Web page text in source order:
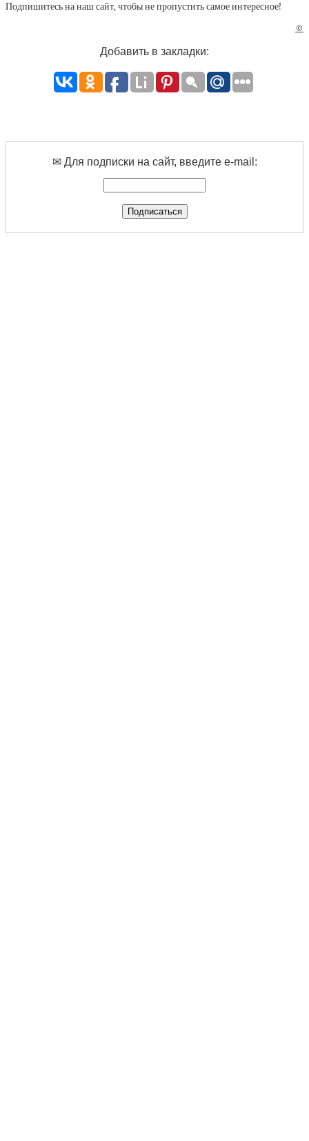
Подпишитесь на наш сайт, чтобы не пропустить самое интересное!
©
Добавить в закладки:
✉ Для подписки на сайт, введите e-mail: